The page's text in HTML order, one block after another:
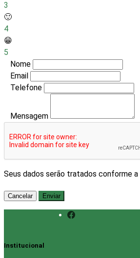
3
🙂
4
😁
5
Nome
Email
Telefone
Mensagem
Seus dados serão tratados conforme a
Cancelar Enviar
Institucional